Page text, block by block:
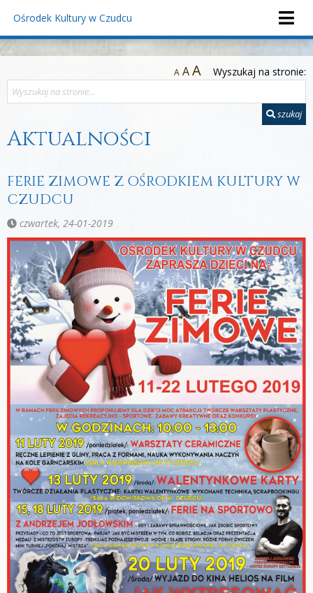
Ośrodek Kultury w Czudcu
A AA Wyszukaj na stronie:
szukaj
Aktualności
FERIE ZIMOWE Z OŚRODKIEM KULTURY W
CZUDCU
czwartek, 24-01-2019